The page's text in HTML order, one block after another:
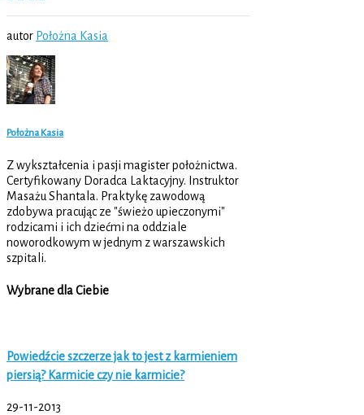
autor Położna Kasia
Położna Kasia
Z wykształcenia i pasji magister położnictwa.
Certyfikowany Doradca Laktacyjny. Instruktor
Masażu Shantala. Praktykę zawodową
zdobywa pracując ze "świeżo upieczonymi"
rodzicami i ich dziećmi na oddziale
noworodkowym w jednym z warszawskich
szpitali.
Wybrane dla Ciebie
Powiedźcie szczerze jak to jest z karmieniem
piersią? Karmicie czy nie karmicie?
29-11-2013